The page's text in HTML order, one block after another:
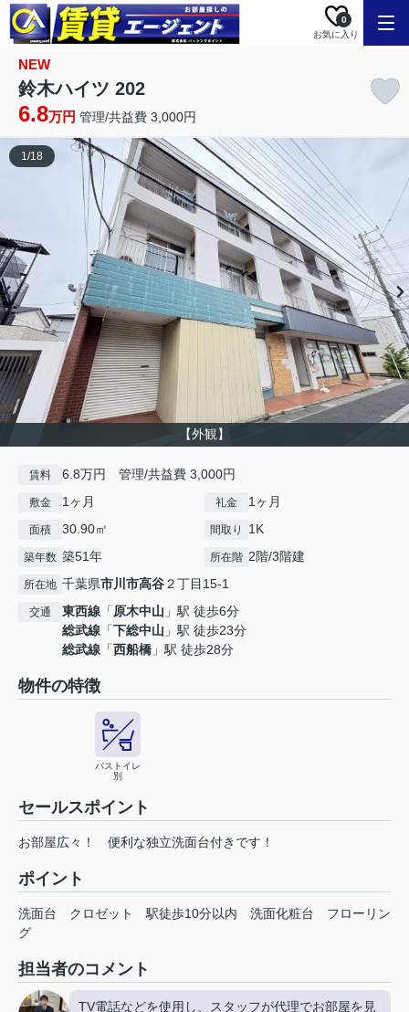
お気に入り
0
NEW
鈴木ハイツ 202
6.8万円 管理/共益費 3,000円
【外観】
1/18
賃料 6.8万円 管理/共益費 3,000円
敷金 1ヶ月 礼金 1ヶ月
面積 30.90㎡ 間取り 1K
築年数 築51年 所在階 2階/3階建
所在地 千葉県市川市高谷２丁目15-1
交通 東西線 「原木中山 」駅 徒歩6分
総武線 「下総中山 」駅 徒歩23分
総武線 「西船橋 」駅 徒歩28分
物件の特徴
バストイレ
別
セールスポイント
お部屋広々！ 便利な独立洗面台付きです！
ポイント
洗面台 クロゼット 駅徒歩10分以内 洗面化粧台
フローリン
グ
担当者のコメント
TV電話などを使用し、スタッフが代理でお部屋を見